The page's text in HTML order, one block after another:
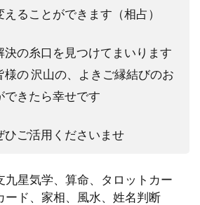
ることができます（相占）
決の糸口を見つけてまいります
様の 沢山の、よきご縁結びのお
できたら幸せです
ひご活用くださいませ
九星気学、算命、タロットカー
ード、家相、風水、姓名判断